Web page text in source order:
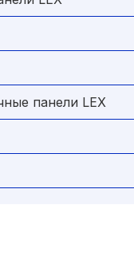
панели LEX